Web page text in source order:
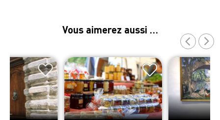
Vous aimerez aussi …